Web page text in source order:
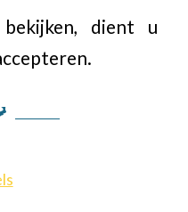
dient u